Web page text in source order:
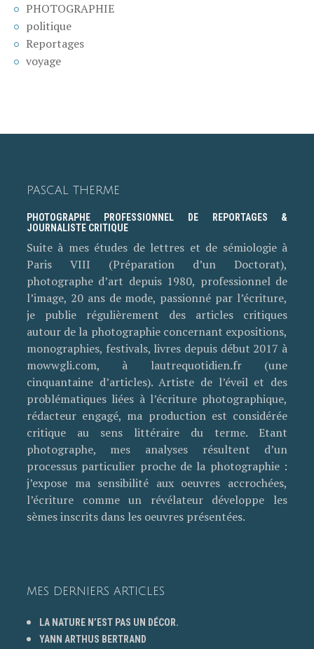
PHOTOGRAPHIE
politique
Reportages
voyage
PASCAL THERME
PHOTOGRAPHE PROFESSIONNEL DE REPORTAGES &
JOURNALISTE CRITIQUE
Suite à mes études de lettres et de sémiologie à
Paris VIII (Préparation d’un Doctorat),
photographe d’art depuis 1980, professionnel de
l’image, 20 ans de mode, passionné par l’écriture,
je publie régulièrement des articles critiques
autour de la photographie concernant expositions,
monographies, festivals, livres depuis début 2017 à
mowwgli.com, à lautrequotidien.fr (une
cinquantaine d’articles). Artiste de l’éveil et des
problématiques liées à l’écriture photographique,
rédacteur engagé, ma production est considérée
critique au sens littéraire du terme. Etant
photographe, mes analyses résultent d’un
processus particulier proche de la photographie :
j’expose ma sensibilité aux oeuvres accrochées,
l’écriture comme un révélateur développe les
sèmes inscrits dans les oeuvres présentées.
MES DERNIERS ARTICLES
LA NATURE N’EST PAS UN DÉCOR.
YANN ARTHUS BERTRAND